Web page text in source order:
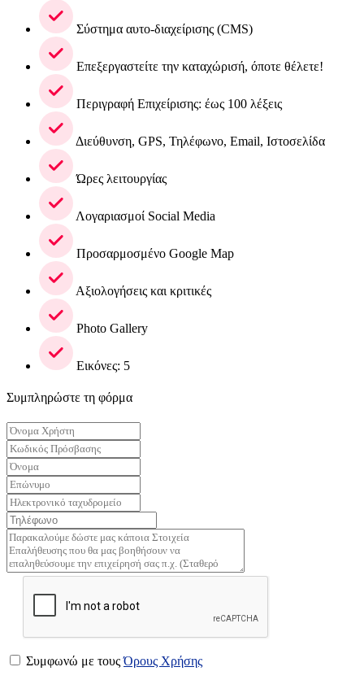
Σύστημα αυτο-διαχείρισης (CMS)
Επεξεργαστείτε την καταχώρισή, όποτε θέλετε!
Περιγραφή Επιχείρισης: έως 100 λέξεις
Διεύθυνση, GPS, Τηλέφωνο, Email, Ιστοσελίδα
Ώρες λειτουργίας
Λογαριασμοί Social Media
Προσαρμοσμένο Google Map
Αξιολογήσεις και κριτικές
Photo Gallery
Εικόνες: 5
Συμπληρώστε τη φόρμα
Συμφωνώ με τουςΌρους Χρήσης